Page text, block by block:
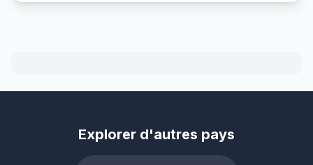
Explorer d'autres pays